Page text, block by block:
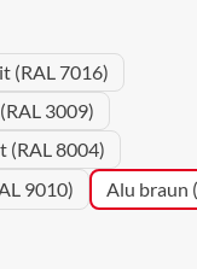
(RAL 7016)
3009)
(RAL 8004)
9010)
Alu braun